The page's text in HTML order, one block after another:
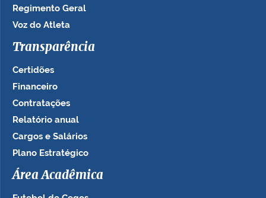
Regimento Geral
Voz do Atleta
Transparência
Certidões
Financeiro
Contratações
Relatório anual
Cargos e Salários
Plano Estratégico
Área Acadêmica